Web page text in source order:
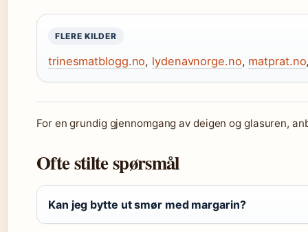
FLERE KILDER
trinesmatblogg.no, lydenavnorge.no, matprat.no
For en grundig gjennomgang av deigen og glasuren,
Ofte stilte spørsmål
Kan jeg bytte ut smør med margarin?